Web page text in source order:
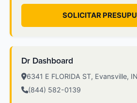
SOLICITAR
Dr Dashboard
6341 E FLORIDA ST, Evansville,
(844) 582-0139